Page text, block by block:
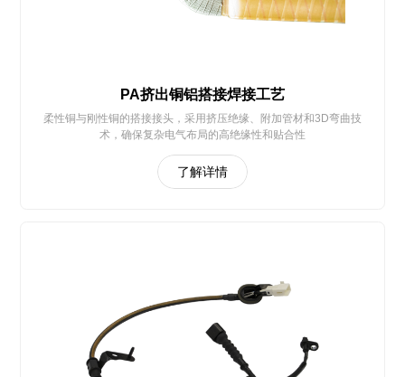
PA挤出铜铝搭接焊接工艺
柔性铜与刚性铜的搭接接头，采用挤压绝缘、附加管材和3D弯曲技
术，确保复杂电气布局的高绝缘性和贴合性
了解详情